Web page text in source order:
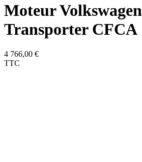
Moteur Volkswagen
Transporter CFCA
4 766,00 €
TTC